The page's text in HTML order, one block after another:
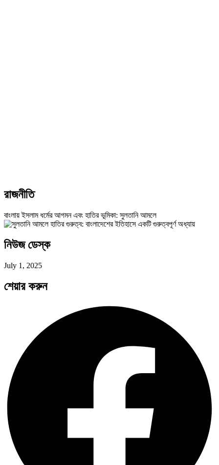
রাজনীতি
বাংলায় ইসলাম ধর্মের আগমন এবং হাতির ভূমিকা: সুলতানি আমলে
নিউজ ডেস্ক
July 1, 2025
শেয়ার করুন